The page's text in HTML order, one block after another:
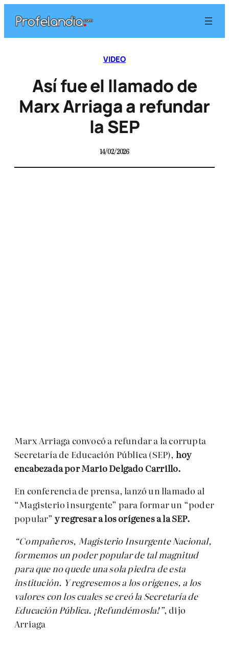
VIDEO
Así fue el llamado de
Marx Arriaga a refundar
la SEP
14/02/2026
Marx Arriaga convocó a refundar a la corrupta
Secretaría de Educación Pública (SEP), hoy
encabezada por Mario Delgado Carrillo.
En conferencia de prensa, lanzó un llamado al
“Magisterio insurgente” para formar un “poder
popular” y regresar a los orígenes a la SEP.
“Compañeros, Magisterio Insurgente Nacional,
formemos un poder popular de tal magnitud
para que no quede una sola piedra de esta
institución. Y regresemos a los orígenes, a los
valores con los cuales se creó la Secretaría de
Educación Pública. ¡Refundémosla!”, dijo
Arriaga